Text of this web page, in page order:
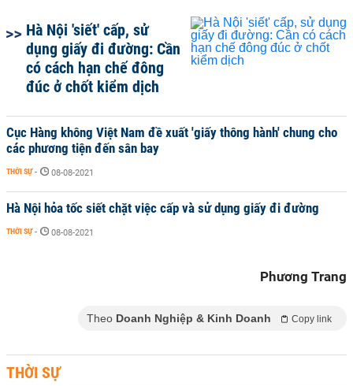
Hà Nội 'siết' cấp, sử
dụng giấy đi đường: Cần
có cách hạn chế đông
đúc ở chốt kiểm dịch
Cục Hàng không Việt Nam đề xuất 'giấy thông hành' chung cho
các phương tiện đến sân bay
THỜI SỰ - 08-08-2021
Hà Nội hỏa tốc siết chặt việc cấp và sử dụng giấy đi đường
THỜI SỰ - 08-08-2021
Phương Trang
Theo Doanh Nghiệp & Kinh Doanh Copy link
THỜI SỰ